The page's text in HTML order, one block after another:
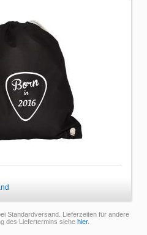
Standardversand. Lieferzeiten für andere
des Liefertermins siehe hier.